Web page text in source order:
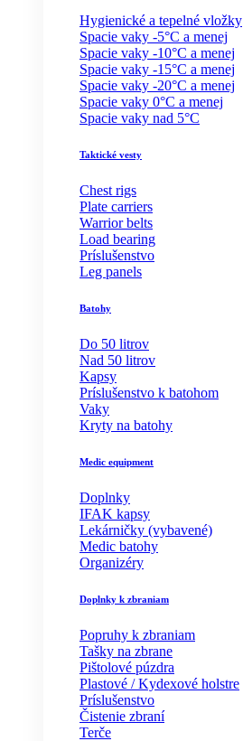
Hygienické a tepelné vložky
Spacie vaky -5°C a menej
Spacie vaky -10°C a menej
Spacie vaky -15°C a menej
Spacie vaky -20°C a menej
Spacie vaky 0°C a menej
Spacie vaky nad 5°C
Taktické vesty
Chest rigs
Plate carriers
Warrior belts
Load bearing
Príslušenstvo
Leg panels
Batohy
Do 50 litrov
Nad 50 litrov
Kapsy
Príslušenstvo k batohom
Vaky
Kryty na batohy
Medic equipment
Doplnky
IFAK kapsy
Lekárničky (vybavené)
Medic batohy
Organizéry
Doplnky k zbraniam
Popruhy k zbraniam
Tašky na zbrane
Pištolové púzdra
Plastové / Kydexové holstre
Príslušenstvo
Čistenie zbraní
Terče